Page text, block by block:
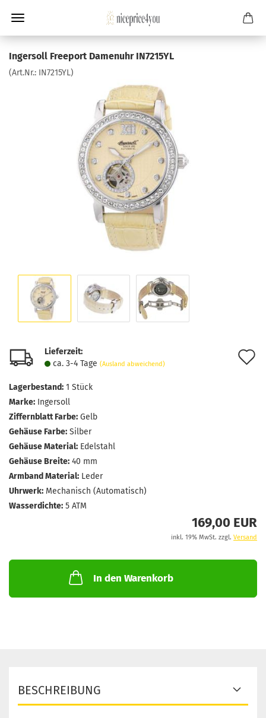
Ingersoll Freeport Damenuhr IN7215YL
(Art.Nr.: IN7215YL)
Lieferzeit:
ca. 3-4 Tage (Ausland abweichend)
Lagerbestand: 1 Stück
Marke: Ingersoll
Ziffernblatt Farbe: Gelb
Gehäuse Farbe: Silber
Gehäuse Material: Edelstahl
Gehäuse Breite: 40 mm
Armband Material: Leder
Uhrwerk: Mechanisch (Automatisch)
Wasserdichte: 5 ATM
169,00 EUR
inkl. 19% MwSt. zzgl. Versand
In den Warenkorb
BESCHREIBUNG